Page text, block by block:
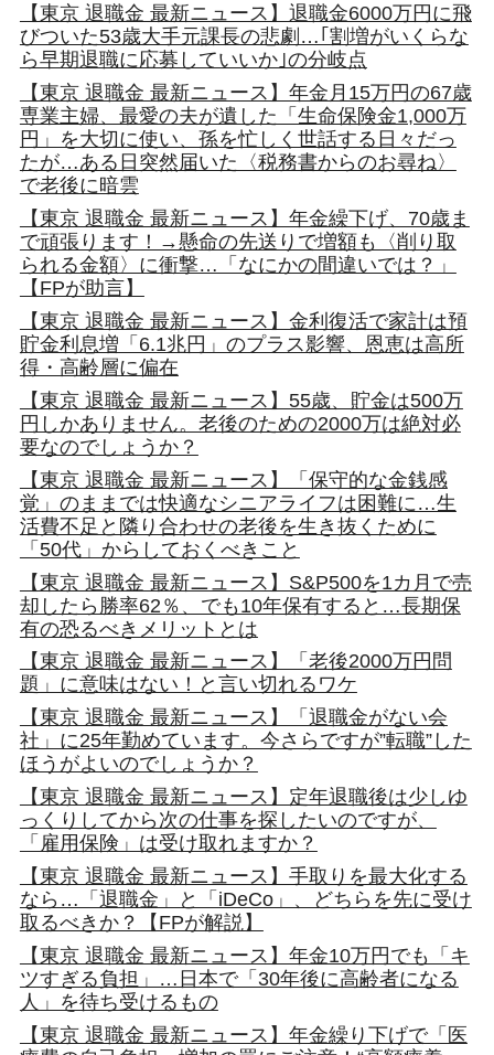
【東京 退職金 最新ニュース】退職金6000万円に飛
びついた53歳大手元課長の悲劇…｢割増がいくらな
ら早期退職に応募していいか｣の分岐点
【東京 退職金 最新ニュース】年金月15万円の67歳
専業主婦、最愛の夫が遺した「生命保険金1,000万
円」を大切に使い、孫を忙しく世話する日々だっ
たが…ある日突然届いた〈税務書からのお尋ね〉
で老後に暗雲
【東京 退職金 最新ニュース】年金繰下げ、70歳ま
で頑張ります！→懸命の先送りで増額も〈削り取
られる金額〉に衝撃…「なにかの間違いでは？」
【FPが助言】
【東京 退職金 最新ニュース】金利復活で家計は預
貯金利息増「6.1兆円」のプラス影響、恩恵は高所
得・高齢層に偏在
【東京 退職金 最新ニュース】55歳、貯金は500万
円しかありません。老後のための2000万は絶対必
要なのでしょうか？
【東京 退職金 最新ニュース】「保守的な金銭感
覚」のままでは快適なシニアライフは困難に…生
活費不足と隣り合わせの老後を生き抜くために
「50代」からしておくべきこと
【東京 退職金 最新ニュース】S&P500を1カ月で売
却したら勝率62％、でも10年保有すると…長期保
有の恐るべきメリットとは
【東京 退職金 最新ニュース】「老後2000万円問
題」に意味はない！と言い切れるワケ
【東京 退職金 最新ニュース】「退職金がない会
社」に25年勤めています。今さらですが”転職”した
ほうがよいのでしょうか？
【東京 退職金 最新ニュース】定年退職後は少しゆ
っくりしてから次の仕事を探したいのですが、
「雇用保険」は受け取れますか？
【東京 退職金 最新ニュース】手取りを最大化する
なら…「退職金」と「iDeCo」、どちらを先に受け
取るべきか？【FPが解説】
【東京 退職金 最新ニュース】年金10万円でも「キ
ツすぎる負担」…日本で「30年後に高齢者になる
人」を待ち受けるもの
【東京 退職金 最新ニュース】年金繰り下げで「医